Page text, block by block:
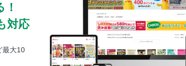
対応
最大10